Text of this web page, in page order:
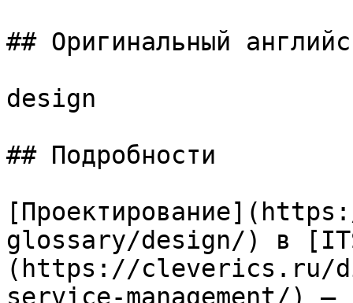
## Оригинальный
design
## Подробности
glossary/design/) в
(https://cleverics.ru/
service-management/) —